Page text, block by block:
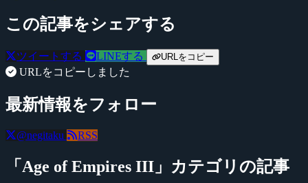
この記事をシェアする
ツイートする LINEする URLをコピー
URLをコピーしました
最新情報をフォロー
@negitaku RSS
「Age of Empires III」カテゴリの記事